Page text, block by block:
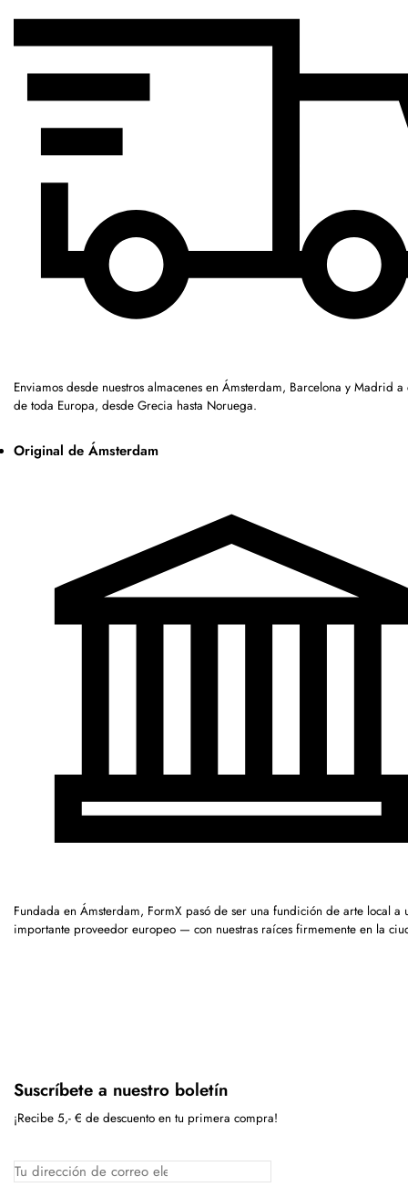
Enviamos desde nuestros almacenes en Ámsterdam, Barcelona y Madrid a
de toda Europa, desde Grecia hasta Noruega.
Original de Ámsterdam
Fundada en Ámsterdam, FormX pasó de ser una fundición de arte local a
importante proveedor europeo — con nuestras raíces firmemente en la
Suscríbete a nuestro boletín
¡Recibe 5,- € de descuento en tu primera compra!